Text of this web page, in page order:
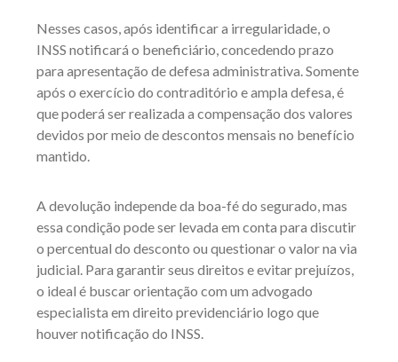
Nesses casos, após identificar a irregularidade, o
INSS notificará o beneficiário, concedendo prazo
para apresentação de defesa administrativa. Somente
após o exercício do contraditório e ampla defesa, é
que poderá ser realizada a compensação dos valores
devidos por meio de descontos mensais no benefício
mantido.
A devolução independe da boa-fé do segurado, mas
essa condição pode ser levada em conta para discutir
o percentual do desconto ou questionar o valor na via
judicial. Para garantir seus direitos e evitar prejuízos,
o ideal é buscar orientação com um advogado
especialista em direito previdenciário logo que
houver notificação do INSS.